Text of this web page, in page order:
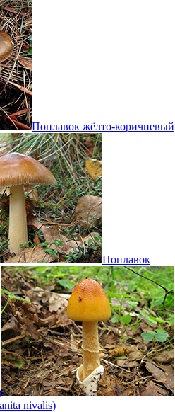
Поплавок жёлто-коричневый
Поплавок
nivalis)